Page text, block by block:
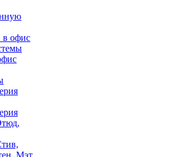
в офис
Мэт